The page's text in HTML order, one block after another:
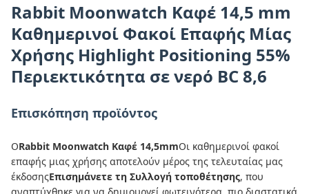
Rabbit Moonwatch Καφέ 14,5 mm
Καθημερινοί Φακοί Επαφής Μίας
Χρήσης Highlight Positioning 55%
Περιεκτικότητα σε νερό BC 8,6
Επισκόπηση προϊόντος
ΟRabbit Moonwatch Καφέ 14,5mmΟι καθημερινοί φακοί
επαφής μιας χρήσης αποτελούν μέρος της τελευταίας μας
έκδοσηςΕπισημάνετε τη Συλλογή τοποθέτησης, που